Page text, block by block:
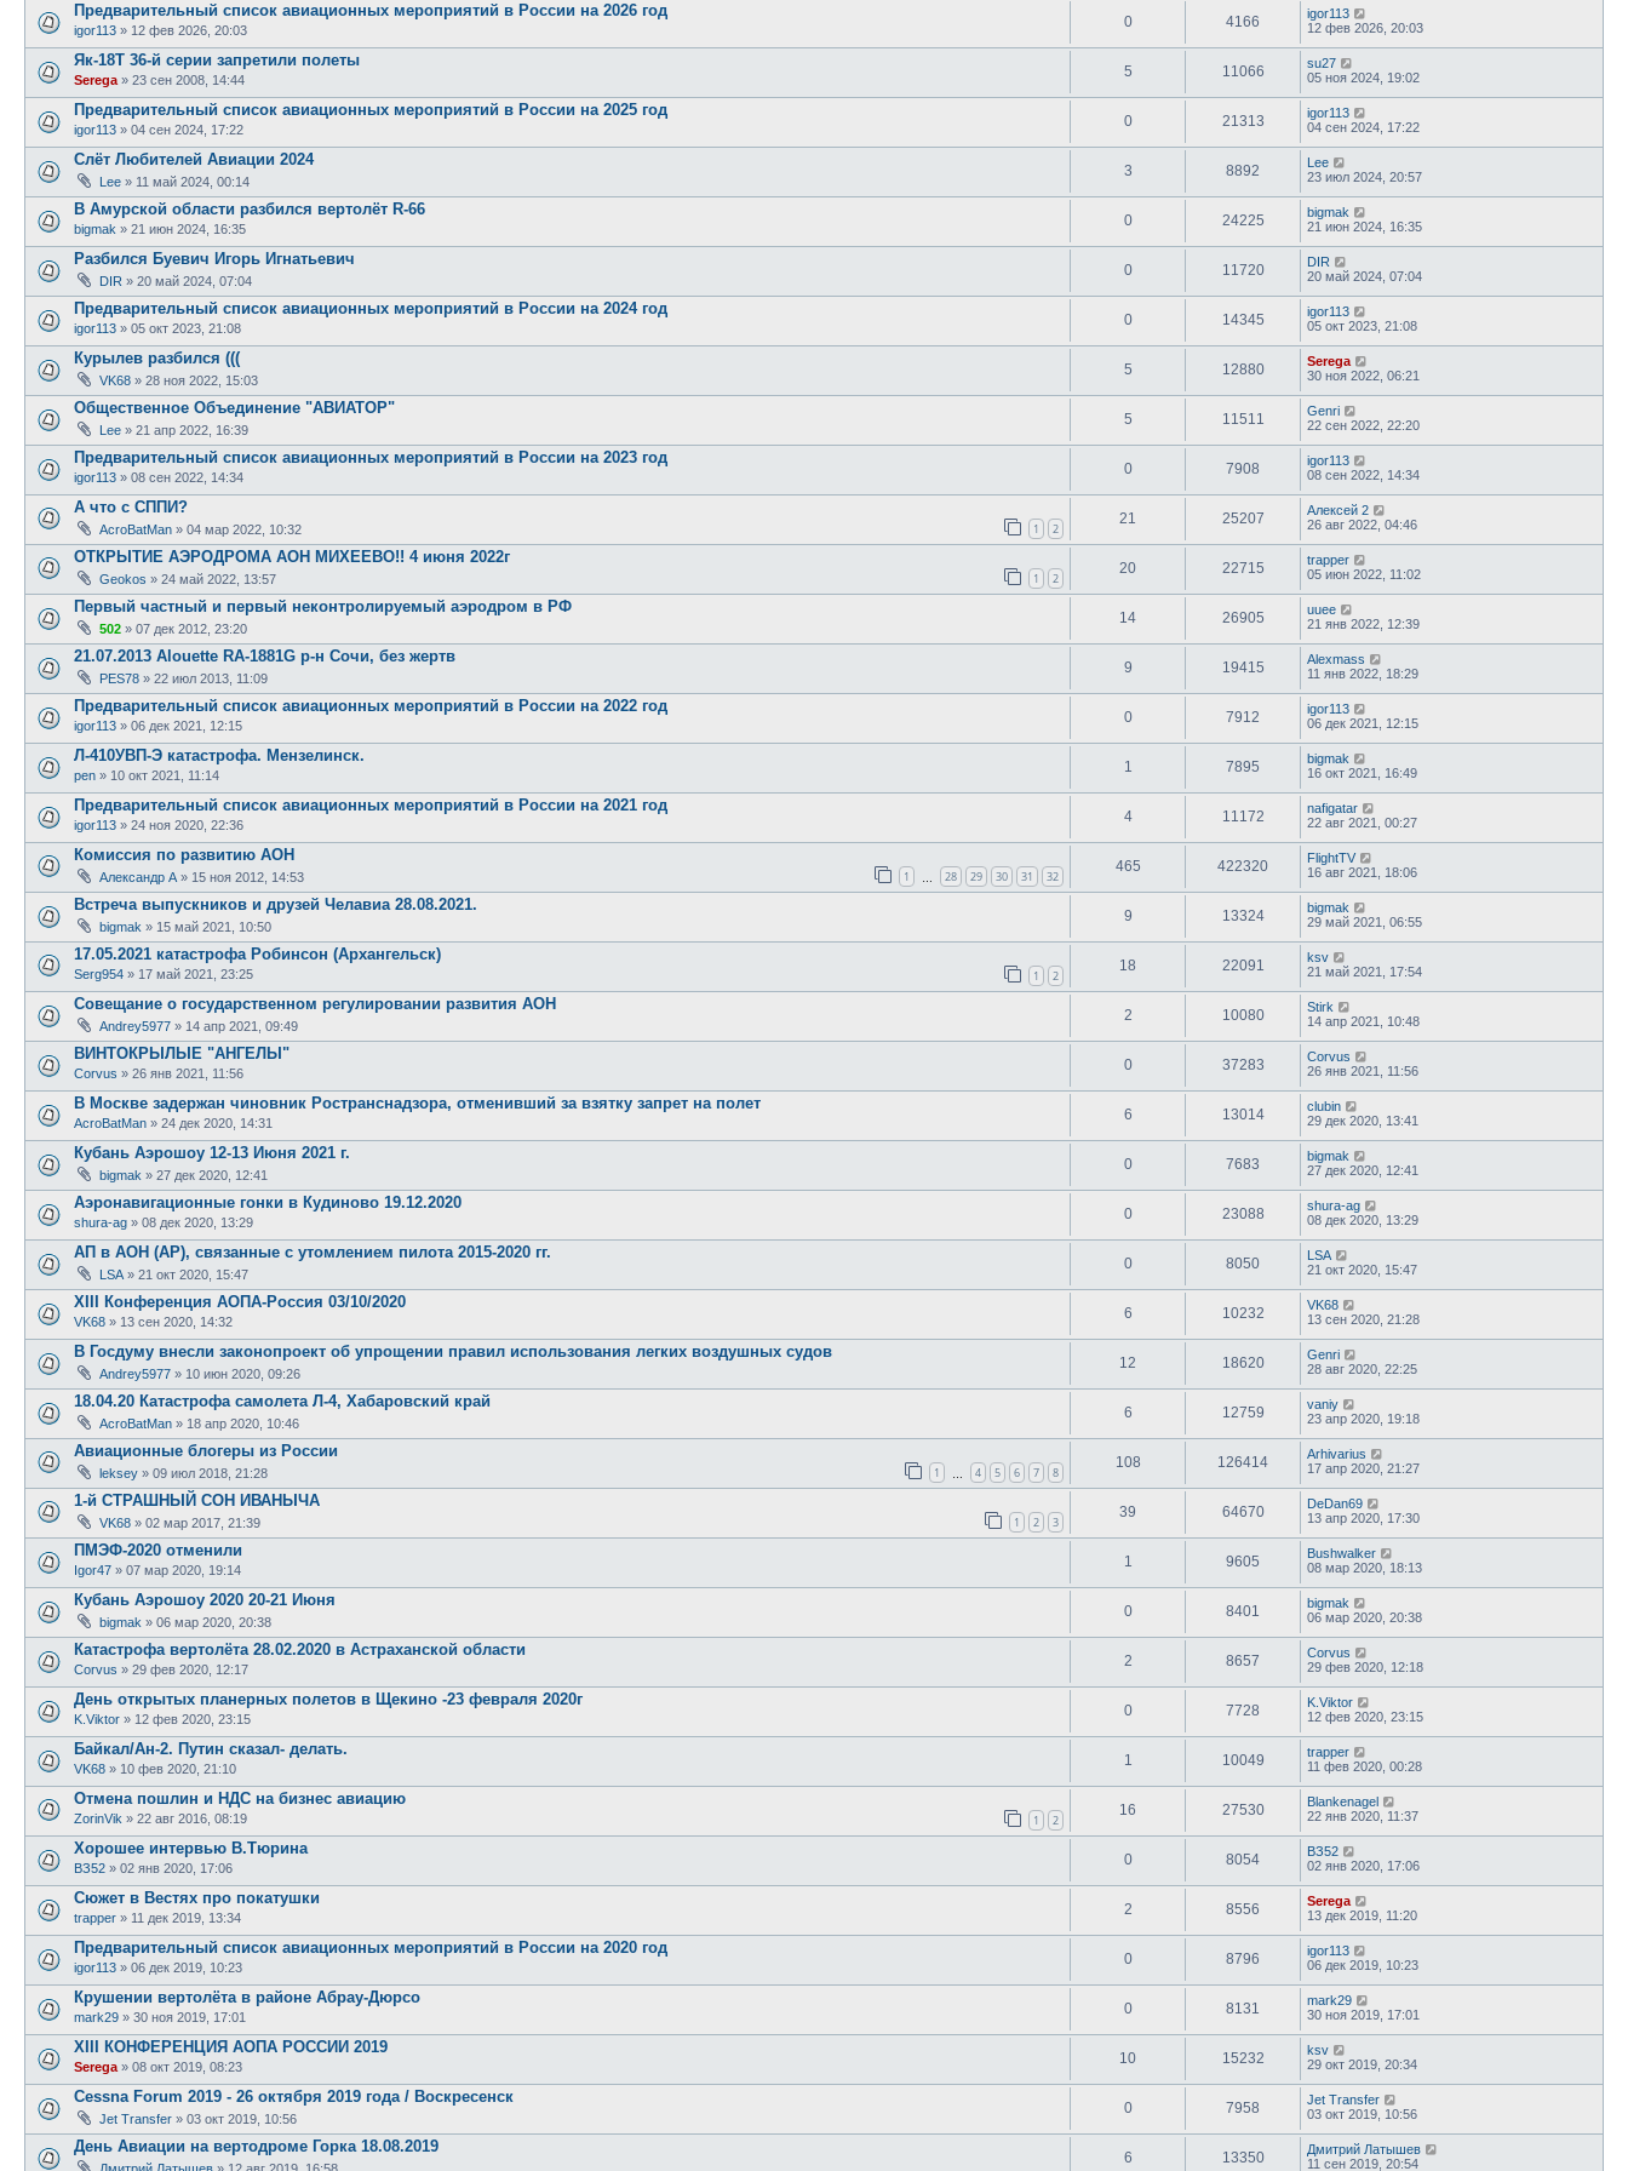
Предварительный список авиационных мероприятий в России на 2026 год
igor113 » 12 фев 2026, 20:03
0 4166
igor113
12 фев 2026, 20:03
Як-18Т 36-й серии запретили полеты
Serega » 23 сен 2008, 14:44
5 11066
su27
05 ноя 2024, 19:02
Предварительный список авиационных мероприятий в России на 2025 год
igor113 » 04 сен 2024, 17:22
0 21313
igor113
04 сен 2024, 17:22
Слёт Любителей Авиации 2024
Lee » 11 май 2024, 00:14
3 8892
Lee
23 июл 2024, 20:57
В Амурской области разбился вертолёт R-66
bigmak » 21 июн 2024, 16:35
0 24225
bigmak
21 июн 2024, 16:35
Разбился Буевич Игорь Игнатьевич
DIR » 20 май 2024, 07:04
0 11720
DIR
20 май 2024, 07:04
Предварительный список авиационных мероприятий в России на 2024 год
igor113 » 05 окт 2023, 21:08
0 14345
igor113
05 окт 2023, 21:08
Курылев разбился (((
VK68 » 28 ноя 2022, 15:03
5 12880
Serega
30 ноя 2022, 06:21
Общественное Объединение "АВИАТОР"
Lee » 21 апр 2022, 16:39
5 11511
Genri
22 сен 2022, 22:20
Предварительный список авиационных мероприятий в России на 2023 год
igor113 » 08 сен 2022, 14:34
0 7908
igor113
08 сен 2022, 14:34
А что с СППИ?
AcroBatMan » 04 мар 2022, 10:32 1 2
21 25207
Алексей 2
26 авг 2022, 04:46
ОТКРЫТИЕ АЭРОДРОМА АОН МИХЕЕВО!! 4 июня 2022г
Geokos » 24 май 2022, 13:57 1 2
20 22715
trapper
05 июн 2022, 11:02
Первый частный и первый неконтролируемый аэродром в РФ
502 » 07 дек 2012, 23:20
14 26905
uuee
21 янв 2022, 12:39
21.07.2013 Alouette RA-1881G р-н Сочи, без жертв
PES78 » 22 июл 2013, 11:09
9 19415
Alexmass
11 янв 2022, 18:29
Предварительный список авиационных мероприятий в России на 2022 год
igor113 » 06 дек 2021, 12:15
0 7912
igor113
06 дек 2021, 12:15
Л-410УВП-Э катастрофа. Мензелинск.
pen » 10 окт 2021, 11:14
1 7895
bigmak
16 окт 2021, 16:49
Предварительный список авиационных мероприятий в России на 2021 год
igor113 » 24 ноя 2020, 22:36
4 11172
nafigatar
22 авг 2021, 00:27
Комиссия по развитию АОН
Александр А » 15 ноя 2012, 14:53 1 28 29 30 31 32
465 422320
FlightTV
16 авг 2021, 18:06
Встреча выпускников и друзей Челавиа 28.08.2021.
bigmak » 15 май 2021, 10:50
9 13324
bigmak
29 май 2021, 06:55
17.05.2021 катастрофа Робинсон (Архангельск)
Serg954 » 17 май 2021, 23:25 1 2
18 22091
ksv
21 май 2021, 17:54
Совещание о государственном регулировании развития АОН
Andrey5977 » 14 апр 2021, 09:49
2 10080
Stirk
14 апр 2021, 10:48
ВИНТОКРЫЛЫЕ "АНГЕЛЫ"
Corvus » 26 янв 2021, 11:56
0 37283
Corvus
26 янв 2021, 11:56
В Москве задержан чиновник Ространснадзора, отменивший за взятку запрет на полет
AcroBatMan » 24 дек 2020, 14:31
6 13014
clubin
29 дек 2020, 13:41
Кубань Аэрошоу 12-13 Июня 2021 г.
bigmak » 27 дек 2020, 12:41
0 7683
bigmak
27 дек 2020, 12:41
Аэронавигационные гонки в Кудиново 19.12.2020
shura-ag » 08 дек 2020, 13:29
0 23088
shura-ag
08 дек 2020, 13:29
АП в АОН (АР), связанные с утомлением пилота 2015-2020 гг.
LSA » 21 окт 2020, 15:47
0 8050
LSA
21 окт 2020, 15:47
XIII Конференция АОПА-Россия 03/10/2020
VK68 » 13 сен 2020, 14:32
6 10232
VK68
13 сен 2020, 21:28
В Госдуму внесли законопроект об упрощении правил использования легких воздушных судов
Andrey5977 » 10 июн 2020, 09:26
12 18620
Genri
28 авг 2020, 22:25
18.04.20 Катастрофа самолета Л-4, Хабаровский край
AcroBatMan » 18 апр 2020, 10:46
6 12759
vaniy
23 апр 2020, 19:18
Авиационные блогеры из России
leksey » 09 июл 2018, 21:28 1 4 5 6 7 8
108 126414
Arhivarius
17 апр 2020, 21:27
1-й СТРАШНЫЙ СОН ИВАНЫЧА
VK68 » 02 мар 2017, 21:39 1 2 3
39 64670
DeDan69
13 апр 2020, 17:30
ПМЭФ-2020 отменили
Igor47 » 07 мар 2020, 19:14
1 9605
Bushwalker
08 мар 2020, 18:13
Кубань Аэрошоу 2020 20-21 Июня
bigmak » 06 мар 2020, 20:38
0 8401
bigmak
06 мар 2020, 20:38
Катастрофа вертолёта 28.02.2020 в Астраханской области
Corvus » 29 фев 2020, 12:17
2 8657
Corvus
29 фев 2020, 12:18
День открытых планерных полетов в Щекино -23 февраля 2020г
K.Viktor » 12 фев 2020, 23:15
0 7728
K.Viktor
12 фев 2020, 23:15
Байкал/Ан-2. Путин сказал- делать.
VK68 » 10 фев 2020, 21:10
1 10049
trapper
11 фев 2020, 00:28
Отмена пошлин и НДС на бизнес авиацию
ZorinVik » 22 авг 2016, 08:19 1 2
16 27530
Blankenagel
22 янв 2020, 11:37
Хорошее интервью В.Тюрина
ВЗ52 » 02 янв 2020, 17:06
0 8054
ВЗ52
02 янв 2020, 17:06
Сюжет в Вестях про покатушки
trapper » 11 дек 2019, 13:34
2 8556
Serega
13 дек 2019, 11:20
Предварительный список авиационных мероприятий в России на 2020 год
igor113 » 06 дек 2019, 10:23
0 8796
igor113
06 дек 2019, 10:23
Крушении вертолёта в районе Абрау-Дюрсо
mark29 » 30 ноя 2019, 17:01
0 8131
mark29
30 ноя 2019, 17:01
XIII КОНФЕРЕНЦИЯ АОПА РОССИИ 2019
Serega » 08 окт 2019, 08:23
10 15232
ksv
29 окт 2019, 20:34
Cessna Forum 2019 - 26 октября 2019 года / Воскресенск
Jet Transfer » 03 окт 2019, 10:56
0 7958
Jet Transfer
03 окт 2019, 10:56
День Авиации на вертодроме Горка 18.08.2019
6 13350
Дмитрий Латышев
11 сен 2019, 20:54